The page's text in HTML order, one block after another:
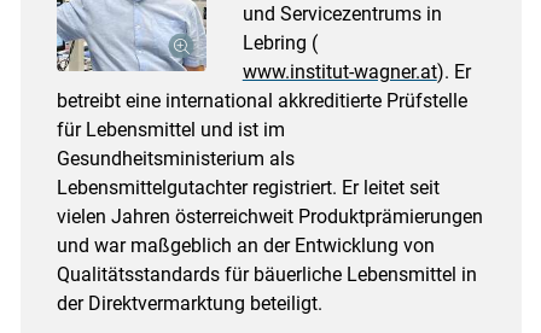
und Servicezentrums in
Lebring (
www.institut-wagner.at). Er
betreibt eine international akkreditierte Prüfstelle
für Lebensmittel und ist im
Gesundheitsministerium als
Lebensmittelgutachter registriert. Er leitet seit
vielen Jahren österreichweit Produktprämierungen
und war maßgeblich an der Entwicklung von
Qualitätsstandards für bäuerliche Lebensmittel in
der Direktvermarktung beteiligt.